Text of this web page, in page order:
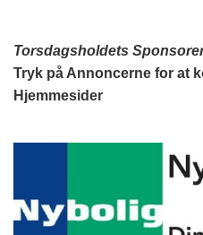
Torsdagsholdets
Tryk på Annoncerne for at
Hjemmesider